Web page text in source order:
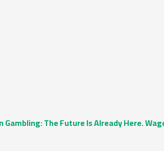
Gambling: The Future Is Already Here.